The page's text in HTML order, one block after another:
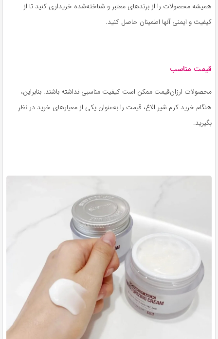
همیشه محصولات را از برندهای معتبر و شناخته‌شده خریداری کنید تا از
کیفیت و ایمنی آنها اطمینان حاصل کنید.
قیمت مناسب
محصولات ارزان‌قیمت ممکن است کیفیت مناسبی نداشته باشند. بنابراین،
هنگام خرید کرم شیر الاغ، قیمت را به‌عنوان یکی از معیارهای خرید در نظر
بگیرید.